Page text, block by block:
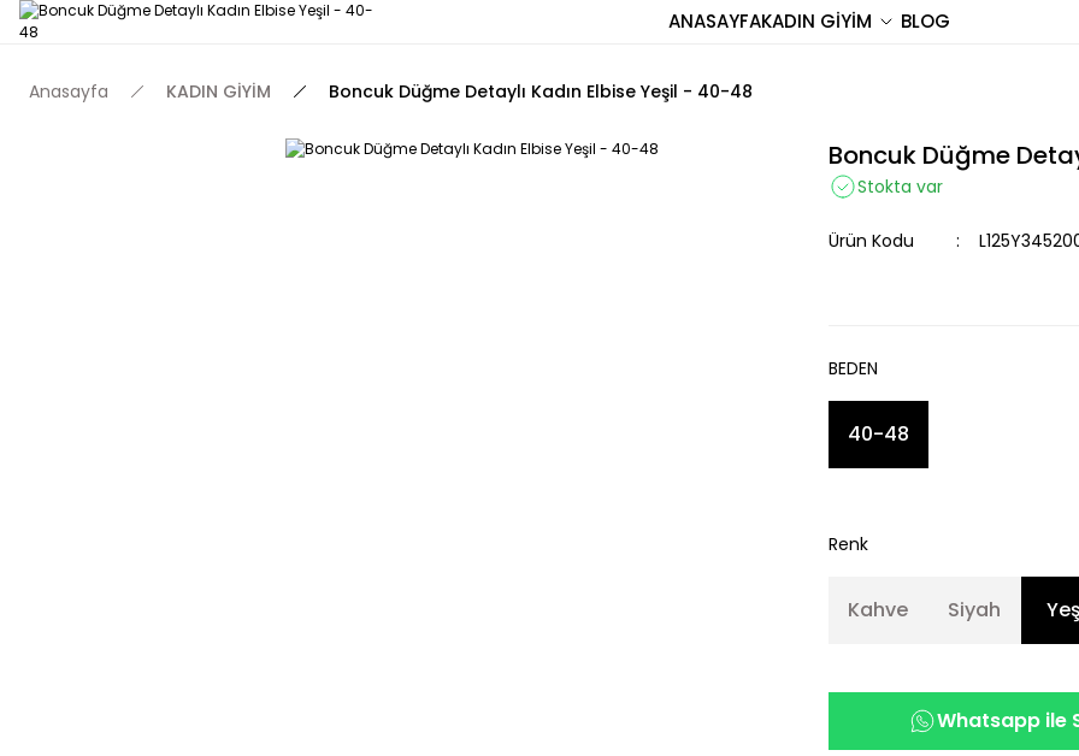
ANASAYFAKADIN GİYİM BLOG
Anasayfa KADIN GİYİM Boncuk Düğme Detaylı Kadın Elbise Yeşil - 40-48
Boncuk Düğme
Stokta var
Ürün Kodu
BEDEN
40-48
Renk
Kahve Siyah
Whatsapp ile